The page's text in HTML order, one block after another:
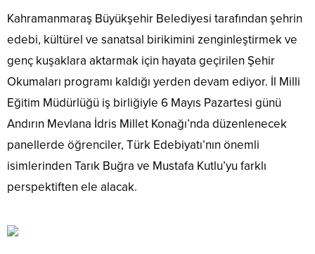
Kahramanmaraş Büyükşehir Belediyesi tarafından şehrin
edebi, kültürel ve sanatsal birikimini zenginleştirmek ve
genç kuşaklara aktarmak için hayata geçirilen Şehir
Okumaları programı kaldığı yerden devam ediyor. İl Milli
Eğitim Müdürlüğü iş birliğiyle 6 Mayıs Pazartesi günü
Andırın Mevlana İdris Millet Konağı’nda düzenlenecek
panellerde öğrenciler, Türk Edebiyatı’nın önemli
isimlerinden Tarık Buğra ve Mustafa Kutlu’yu farklı
perspektiften ele alacak.